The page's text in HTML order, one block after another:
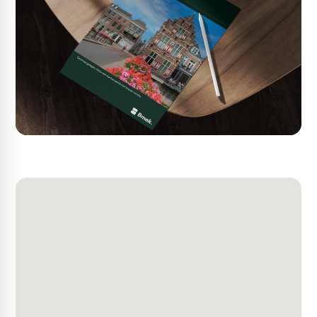
vrije hoogte begane grond ca. 3,70 m
- Maximale vloerbelasting 1e etage 400 kg/m²
- Per unit een gebruiksrecht op 3 tot 4 parkeerplaatsen,
optioneel meer parkeerplaatsen beschikbaar
- Goede bereikbaarheid vanaf de N50
- Hoogwaardig, onderhoudsarm materiaalgebruik, o.a.
deels metselwerk, deels gevelbeplating en aluminium
kozijnen